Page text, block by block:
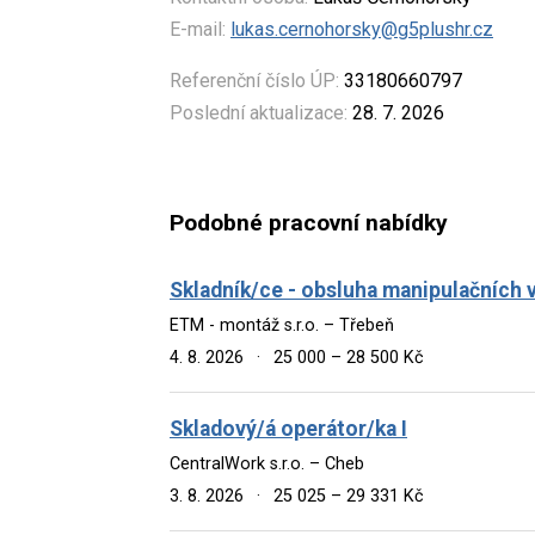
E-mail: lukas.cernohorsky@g5plushr.cz
Referenční číslo ÚP: 33180660797
Poslední aktualizace: 28. 7. 2026
Podobné pracovní nabídky
Skladník/ce - obsluha manipulačních
ETM - montáž s.r.o. – Třebeň
4. 8. 2026
· 25 000 – 28 500 Kč
Skladový/á operátor/ka I
CentralWork s.r.o. – Cheb
3. 8. 2026
· 25 025 – 29 331 Kč